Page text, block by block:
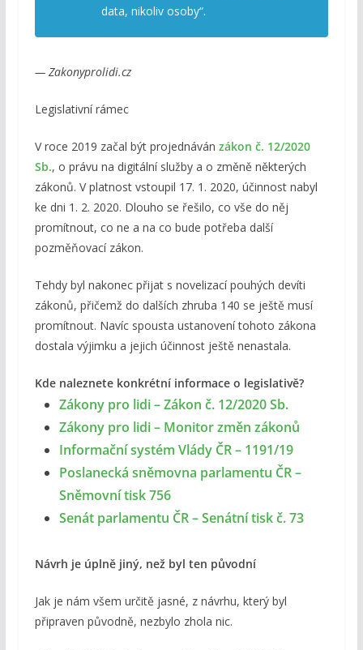
data, nikoliv osoby“.
— Zakonyprolidi.cz
Legislativní rámec
V roce 2019 začal být projednáván zákon č. 12/2020
Sb., o právu na digitální služby a o změně některých
zákonů. V platnost vstoupil 17. 1. 2020, účinnost nabyl
ke dni 1. 2. 2020. Dlouho se řešilo, co vše do něj
promítnout, co ne a na co bude potřeba další
pozměňovací zákon.
Tehdy byl nakonec přijat s novelizací pouhých devíti
zákonů, přičemž do dalších zhruba 140 se ještě musí
promítnout. Navíc spousta ustanovení tohoto zákona
dostala výjimku a jejich účinnost ještě nenastala.
Kde naleznete konkrétní informace o legislativě?
Zákony pro lidi – Zákon č. 12/2020 Sb.
Zákony pro lidi – Monitor změn zákonů
Informační systém Vlády ČR – 1191/19
Poslanecká sněmovna parlamentu ČR –
Sněmovní tisk 756
Senát parlamentu ČR – Senátní tisk č. 73
Návrh je úplně jiný, než byl ten původní
Jak je nám všem určitě jasné, z návrhu, který byl
připraven původně, nezbylo zhola nic.